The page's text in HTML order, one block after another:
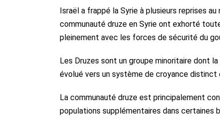
Israël a frappé la Syrie à plusieurs reprises
communauté druze en Syrie ont exhorté
pleinement avec les forces de sécurité du
Les Druzes sont un groupe minoritaire dont
évolué vers un système de croyance distinct
La communauté druze est principalement
populations supplémentaires dans certaines